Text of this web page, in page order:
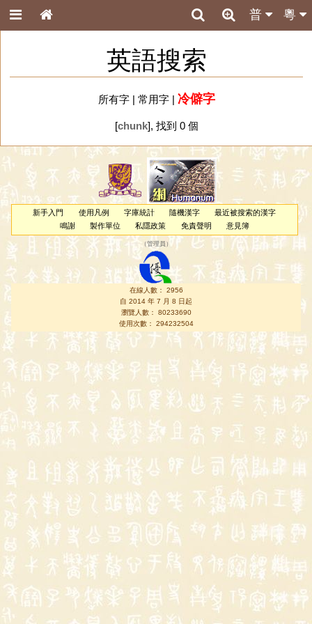
粵
普
英語搜索
所有字| 常用字| 冷僻字
[chunk], 找到 0 個
新手入門 使用凡例 字庫統計 隨機漢字
最近被搜索的漢字
鳴謝
製作單位 私隱政策 免責聲明 意見簿
（管理員 ）
在線人數： 2956
自 2014 年 7 月 8 日起
瀏覽人數： 80233690
使用次數： 294232504